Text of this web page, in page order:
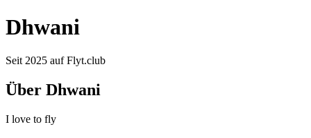
Dhwani
Seit 2025 auf Flyt.club
Über Dhwani
I love to fly